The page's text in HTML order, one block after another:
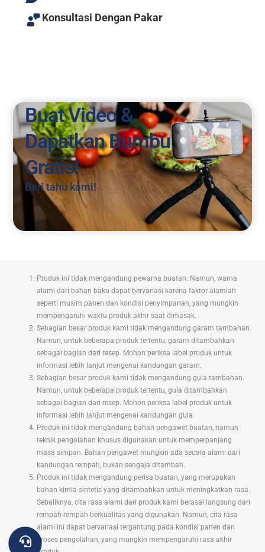
Konsultasi Dengan Pakar
Buat Video &
Dapatkan Bumbu
Gratis!
Beri tahu kami!
Produk ini tidak mengandung pewarna buatan. Namun, warna
alami dari bahan baku dapat bervariasi karena faktor alamiah
seperti musim panen dan kondisi penyimpanan, yang mungkin
mempengaruhi waktu produk akhir saat dimasak.
Sebagian besar produk kami tidak mengandung garam tambahan.
Namun, untuk beberapa produk tertentu, garam ditambahkan
sebagai bagian dari resep. Mohon periksa label produk untuk
informasi lebih lanjut mengenai kandungan garam.
Sebagian besar produk kami tidak mengandung gula tambahan.
Namun, untuk beberapa produk tertentu, gula ditambahkan
sebagai bagian dari resep. Mohon periksa label produk untuk
informasi lebih lanjut mengenai kandungan gula.
Produk ini tidak mengandung bahan pengawet buatan, namun
teknik pengolahan khusus digunakan untuk memperpanjang
masa simpan. Bahan pengawet mungkin ada secara alami dari
kandungan rempah, bukan sengaja ditambah.
Produk ini tidak mengandung perisa buatan, yang merupakan
bahan kimia sintetis yang ditambahkan untuk meningkatkan rasa.
Sebaliknya, cita rasa alami dari produk kami berasal langsung dari
rempah-rempah berkualitas yang digunakan. Namun, cita rasa
alami ini dapat bervariasi tergantung pada kondisi panen dan
proses pengolahan, yang mungkin mempengaruhi rasa akhir